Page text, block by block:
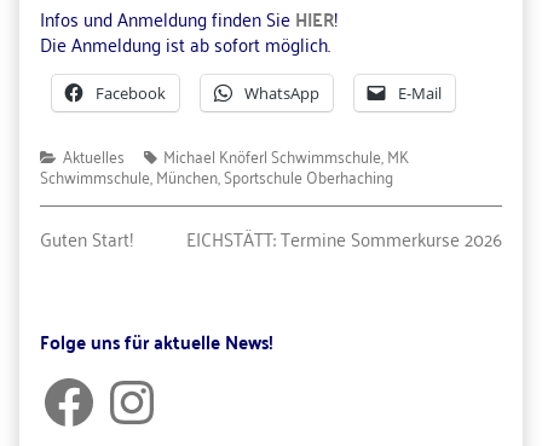
Infos und Anmeldung finden SieHIER!
Die Anmeldung ist ab sofort möglich.
Facebook WhatsApp E-Mail
Categories
Aktuelles Tags
Michael Knöferl Schwimmschule,MK
Schwimmschule,München,Sportschule Oberhaching
Beitragsnavigation
Previous
Guten Start! Next
EICHSTÄTT: Termine Sommerkurse 2026
Primary
Sidebar
Folge uns für aktuelle News!
FacebookInstagram